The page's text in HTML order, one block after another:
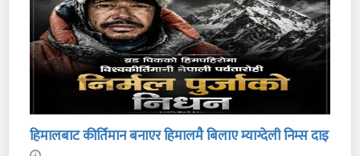
हिमालबाट कीर्तिमान बनाएर हिमालमै बिलाए म्याग्देली निम्स दाइ